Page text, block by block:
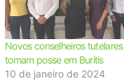
Novos conselheiros tutelares
tomam posse em Buritis
10 de janeiro de 2024